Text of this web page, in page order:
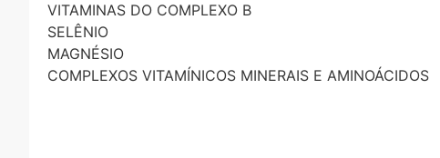
VITAMINAS DO COMPLEXO B
SELÊNIO
MAGNÉSIO
COMPLEXOS VITAMÍNICOS MINERAIS E AMINOÁCIDOS